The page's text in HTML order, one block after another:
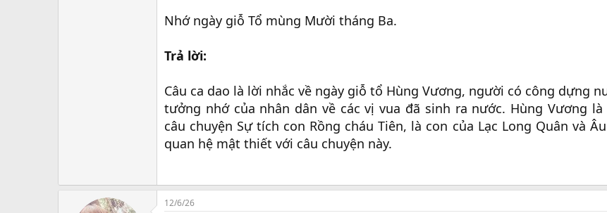
Nhớ ngày giỗ Tổ mùng Mười tháng Ba.
Trả lời:
Câu ca dao là lời nhắc về ngày giỗ tổ Hùng Vương, người có công dựng
tưởng nhớ của nhân dân về các vị vua đã sinh ra nước. Hùng Vương
câu chuyện Sự tích con Rồng cháu Tiên, là con của Lạc Long Quân và
quan hệ mật thiết với câu chuyện này.
12/6/26